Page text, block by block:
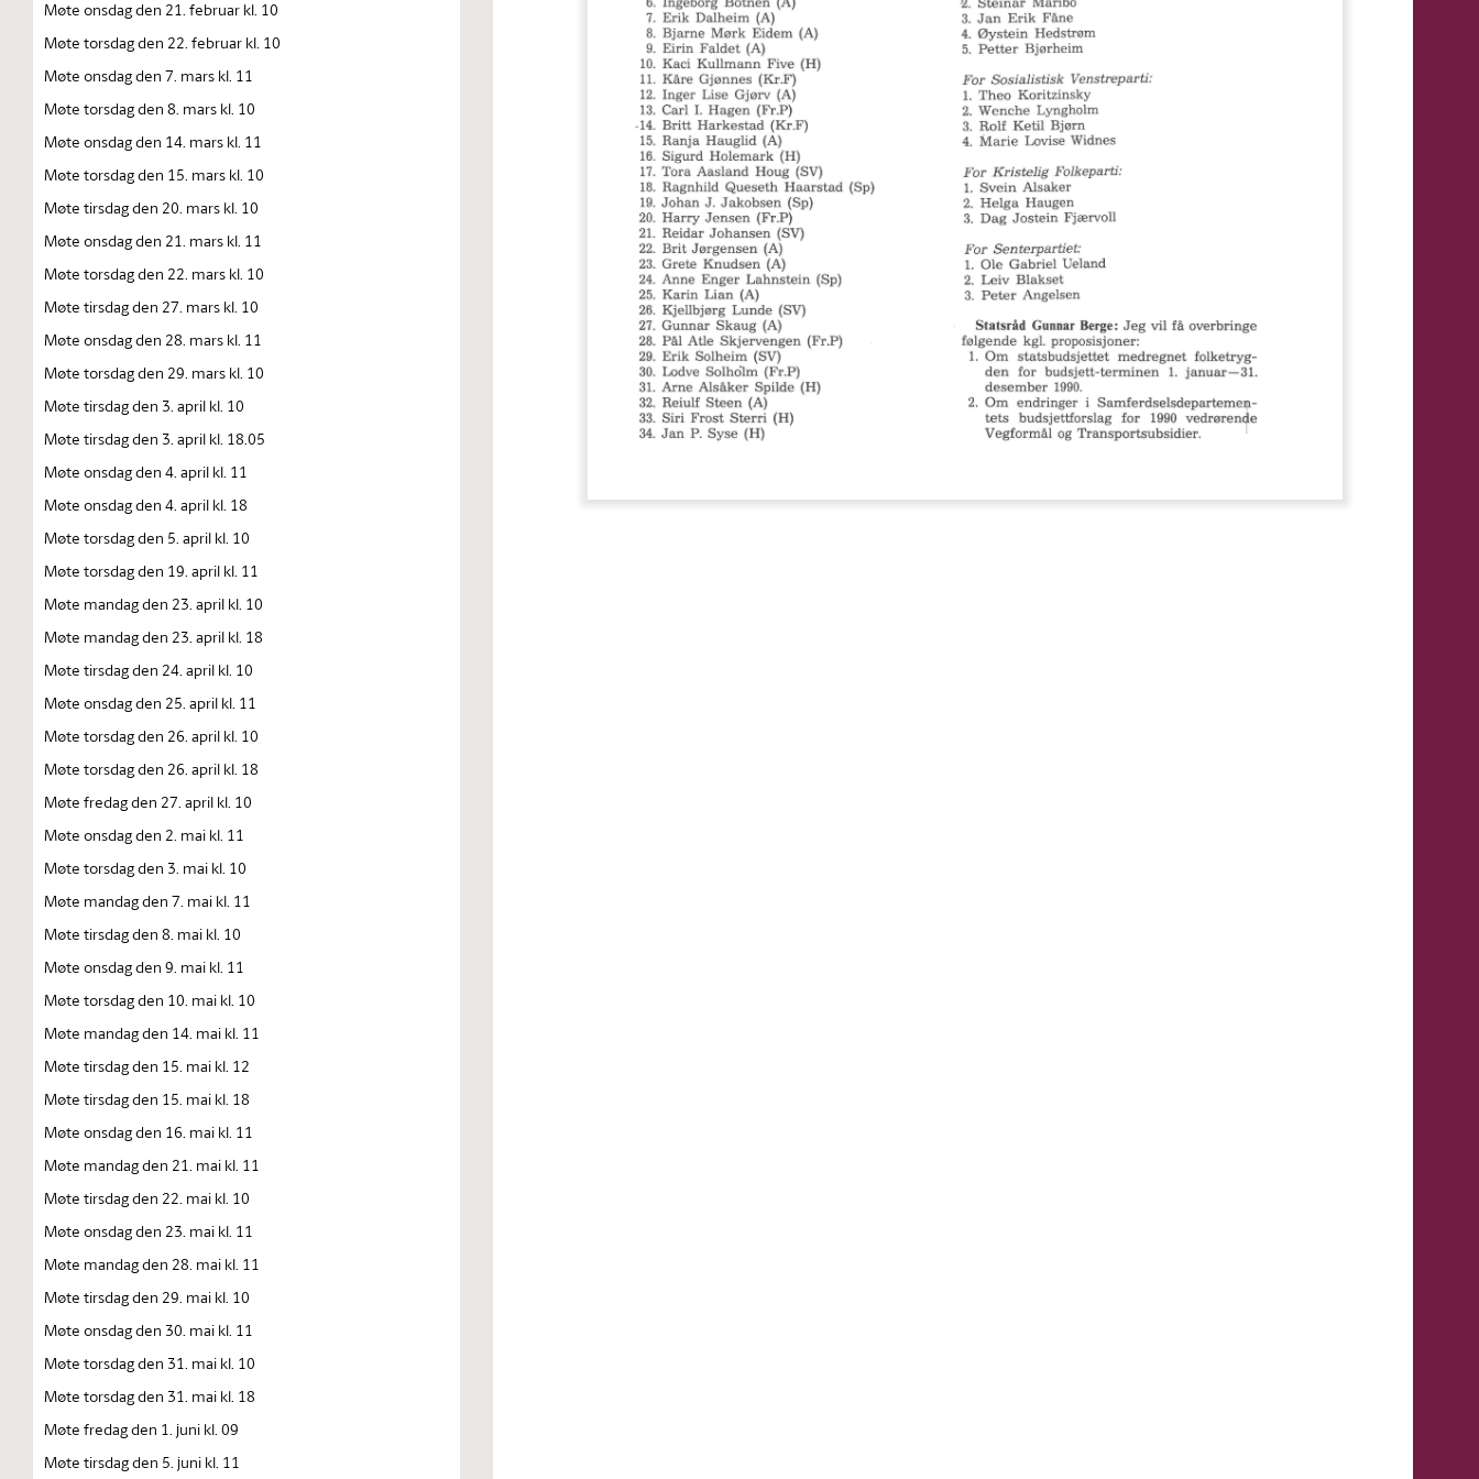
Møte onsdag den 21. februar kl. 10
Møte torsdag den 22. februar kl. 10
Møte onsdag den 7. mars kl. 11
Møte torsdag den 8. mars kl. 10
Møte onsdag den 14. mars kl. 11
Møte torsdag den 15. mars kl. 10
Møte tirsdag den 20. mars kl. 10
Møte onsdag den 21. mars kl. 11
Møte torsdag den 22. mars kl. 10
Møte tirsdag den 27. mars kl. 10
Møte onsdag den 28. mars kl. 11
Møte torsdag den 29. mars kl. 10
Møte tirsdag den 3. april kl. 10
Møte tirsdag den 3. april kl. 18.05
Møte onsdag den 4. april kl. 11
Møte onsdag den 4. april kl. 18
Møte torsdag den 5. april kl. 10
Møte torsdag den 19. april kl. 11
Møte mandag den 23. april kl. 10
Møte mandag den 23. april kl. 18
Møte tirsdag den 24. april kl. 10
Møte onsdag den 25. april kl. 11
Møte torsdag den 26. april kl. 10
Møte torsdag den 26. april kl. 18
Møte fredag den 27. april kl. 10
Møte onsdag den 2. mai kl. 11
Møte torsdag den 3. mai kl. 10
Møte mandag den 7. mai kl. 11
Møte tirsdag den 8. mai kl. 10
Møte onsdag den 9. mai kl. 11
Møte torsdag den 10. mai kl. 10
Møte mandag den 14. mai kl. 11
Møte tirsdag den 15. mai kl. 12
Møte tirsdag den 15. mai kl. 18
Møte onsdag den 16. mai kl. 11
Møte mandag den 21. mai kl. 11
Møte tirsdag den 22. mai kl. 10
Møte onsdag den 23. mai kl. 11
Møte mandag den 28. mai kl. 11
Møte tirsdag den 29. mai kl. 10
Møte onsdag den 30. mai kl. 11
Møte torsdag den 31. mai kl. 10
Møte torsdag den 31. mai kl. 18
Møte fredag den 1. juni kl. 09
Møte tirsdag den 5. juni kl. 11